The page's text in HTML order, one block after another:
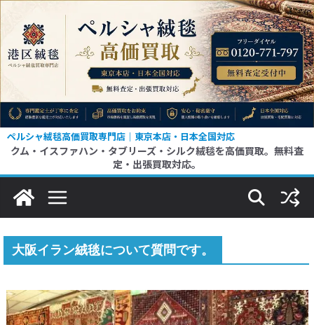
テ
へ
ス
ッ
ペルシャ絨毯高価買取専門店｜東京本店・日本全国対応
クム・イスファハン・タブリーズ・シルク絨毯を高価買取。無料査
定・出張買取対応。
大阪イラン絨毯について質問です。